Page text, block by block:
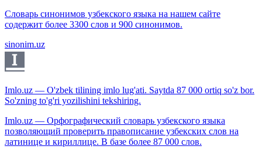
Словарь синонимов узбекского языка на нашем сайте
содержит более 3300 слов и 900 синонимов.
sinonim.uz
Imlo.uz — O'zbek tilining imlo lug'ati. Saytda 87 000 ortiq so'z bor.
So'zning to'g'ri yozilishini tekshiring.
Imlo.uz — Орфографический словарь узбекского языка
позволяющий проверить правописание узбекских слов на
латинице и кириллице. В базе более 87 000 слов.